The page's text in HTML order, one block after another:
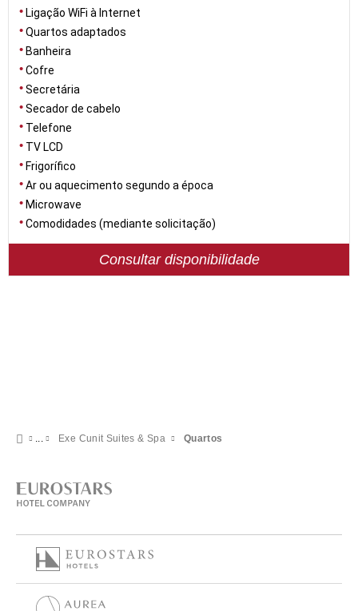
Ligação WiFi à Internet
Quartos adaptados
Banheira
Cofre
Secretária
Secador de cabelo
Telefone
TV LCD
Frigorífico
Ar ou aquecimento segundo a época
Microwave
Comodidades (mediante solicitação)
Consultar disponibilidade
Exe Cunit Suites & Spa Quartos